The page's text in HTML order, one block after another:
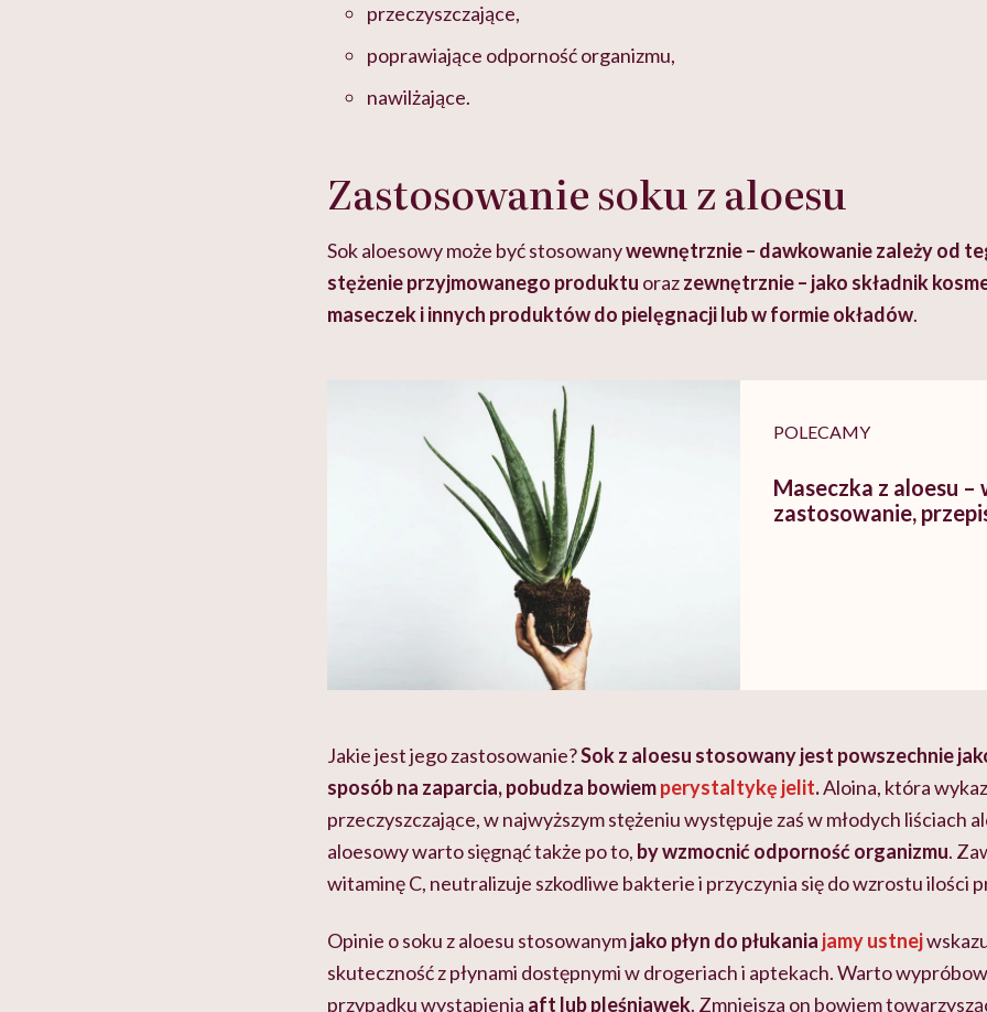
przeczyszczające,
poprawiające odporność organizmu,
nawilżające.
Zastosowanie soku z aloesu
Sok aloesowy może być stosowanywewnętrznie – dawkowanie zależy od
stężenie przyjmowanego produktu orazzewnętrznie – jako składnik
maseczek i innych produktów do pielęgnacji lub w formie okładów.
POLECAMY
Maseczka z aloesu –
zastosowanie,
Jakie jest jego zastosowanie?Sok z aloesu stosowany jest powszechnie
sposób na zaparcia, pobudza bowiemperystaltykę jelit.Aloina, która
przeczyszczające, w najwyższym stężeniu występuje zaś w młodych liściach
aloesowy warto sięgnąć także po to, by wzmocnić odporność organizmu.
witaminę C, neutralizuje szkodliwe bakterie i przyczynia się do wzrostu ilości
Opinie o soku z aloesu stosowanymjako płyn do płukania jamy ustnej
skuteczność z płynami dostępnymi w drogeriach i aptekach. Warto
przypadku wystąpienia aft lub pleśniawek. Zmniejsza on bowiem